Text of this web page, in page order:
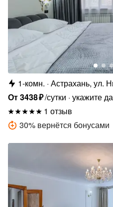
1-комн. Астрахань, ул.
От3438₽/сутки укажите
1 отзыв
30% вернётся бонусами